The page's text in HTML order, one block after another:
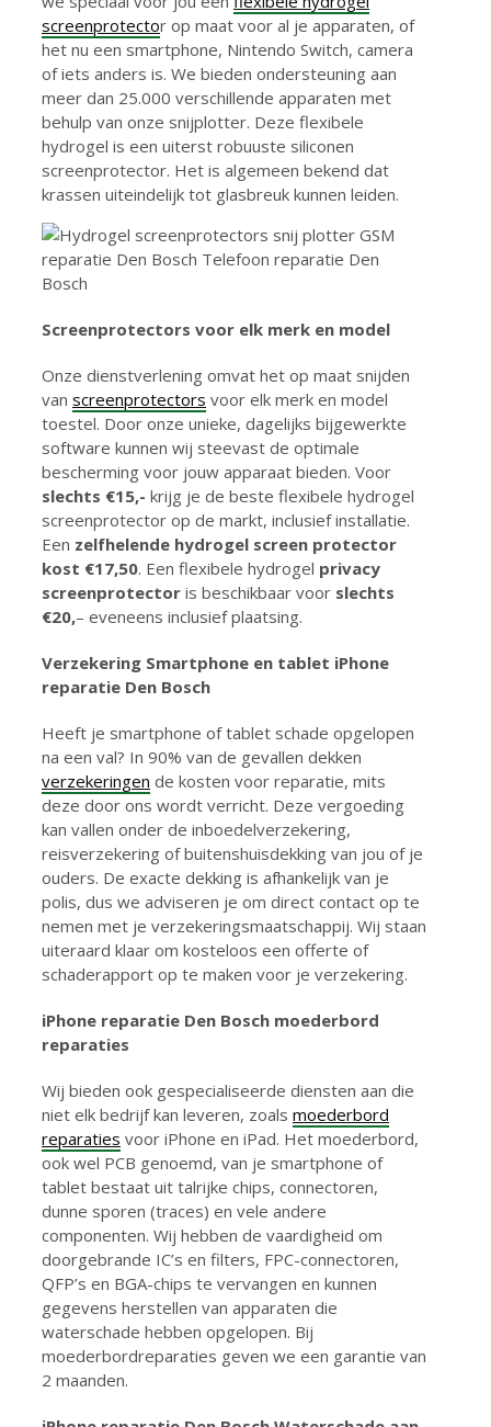
screenprotector op maat voor al je apparaten, of
het nu een smartphone, Nintendo Switch, camera
of iets anders is. We bieden ondersteuning aan
meer dan 25.000 verschillende apparaten met
behulp van onze snijplotter. Deze flexibele
hydrogel is een uiterst robuuste siliconen
screenprotector. Het is algemeen bekend dat
krassen uiteindelijk tot glasbreuk kunnen leiden.
Screenprotectors voor elk merk en model
Onze dienstverlening omvat het op maat snijden
van screenprotectors voor elk merk en model
toestel. Door onze unieke, dagelijks bijgewerkte
software kunnen wij steevast de optimale
bescherming voor jouw apparaat bieden. Voor
slechts €15,- krijg je de beste flexibele hydrogel
screenprotector op de markt, inclusief installatie.
Een zelfhelende hydrogel screen protector
kost €17,50. Een flexibele hydrogel privacy
screenprotector is beschikbaar voor slechts
€20,– eveneens inclusief plaatsing.
Verzekering Smartphone en tablet iPhone
reparatie Den Bosch
Heeft je smartphone of tablet schade opgelopen
na een val? In 90% van de gevallen dekken
verzekeringen de kosten voor reparatie, mits
deze door ons wordt verricht. Deze vergoeding
kan vallen onder de inboedelverzekering,
reisverzekering of buitenshuisdekking van jou of je
ouders. De exacte dekking is afhankelijk van je
polis, dus we adviseren je om direct contact op te
nemen met je verzekeringsmaatschappij. Wij staan
uiteraard klaar om kosteloos een offerte of
schaderapport op te maken voor je verzekering.
iPhone reparatie Den Bosch moederbord
reparaties
Wij bieden ook gespecialiseerde diensten aan die
niet elk bedrijf kan leveren, zoals moederbord
reparaties voor iPhone en iPad. Het moederbord,
ook wel PCB genoemd, van je smartphone of
tablet bestaat uit talrijke chips, connectoren,
dunne sporen (traces) en vele andere
componenten. Wij hebben de vaardigheid om
doorgebrande IC’s en filters, FPC-connectoren,
QFP’s en BGA-chips te vervangen en kunnen
gegevens herstellen van apparaten die
waterschade hebben opgelopen. Bij
moederbordreparaties geven we een garantie van
2 maanden.